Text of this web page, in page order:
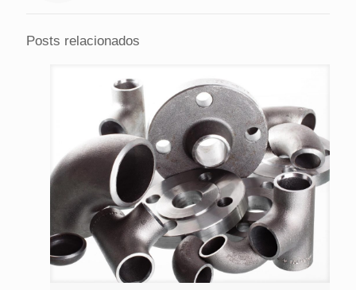
Posts relacionados